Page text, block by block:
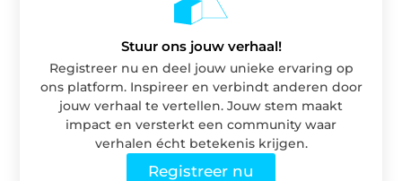
Stuur ons jouw verhaal!
Registreer nu en deel jouw unieke ervaring op
ons platform. Inspireer en verbindt anderen door
jouw verhaal te vertellen. Jouw stem maakt
impact en versterkt een community waar
verhalen écht betekenis krijgen.
Registreer nu